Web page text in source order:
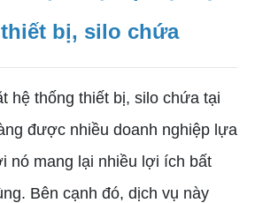
bị, silo chứa
thống thiết bị, silo chứa tại
được nhiều doanh nghiệp lựa
nó mang lại nhiều lợi ích bất
Bên cạnh đó, dịch vụ này